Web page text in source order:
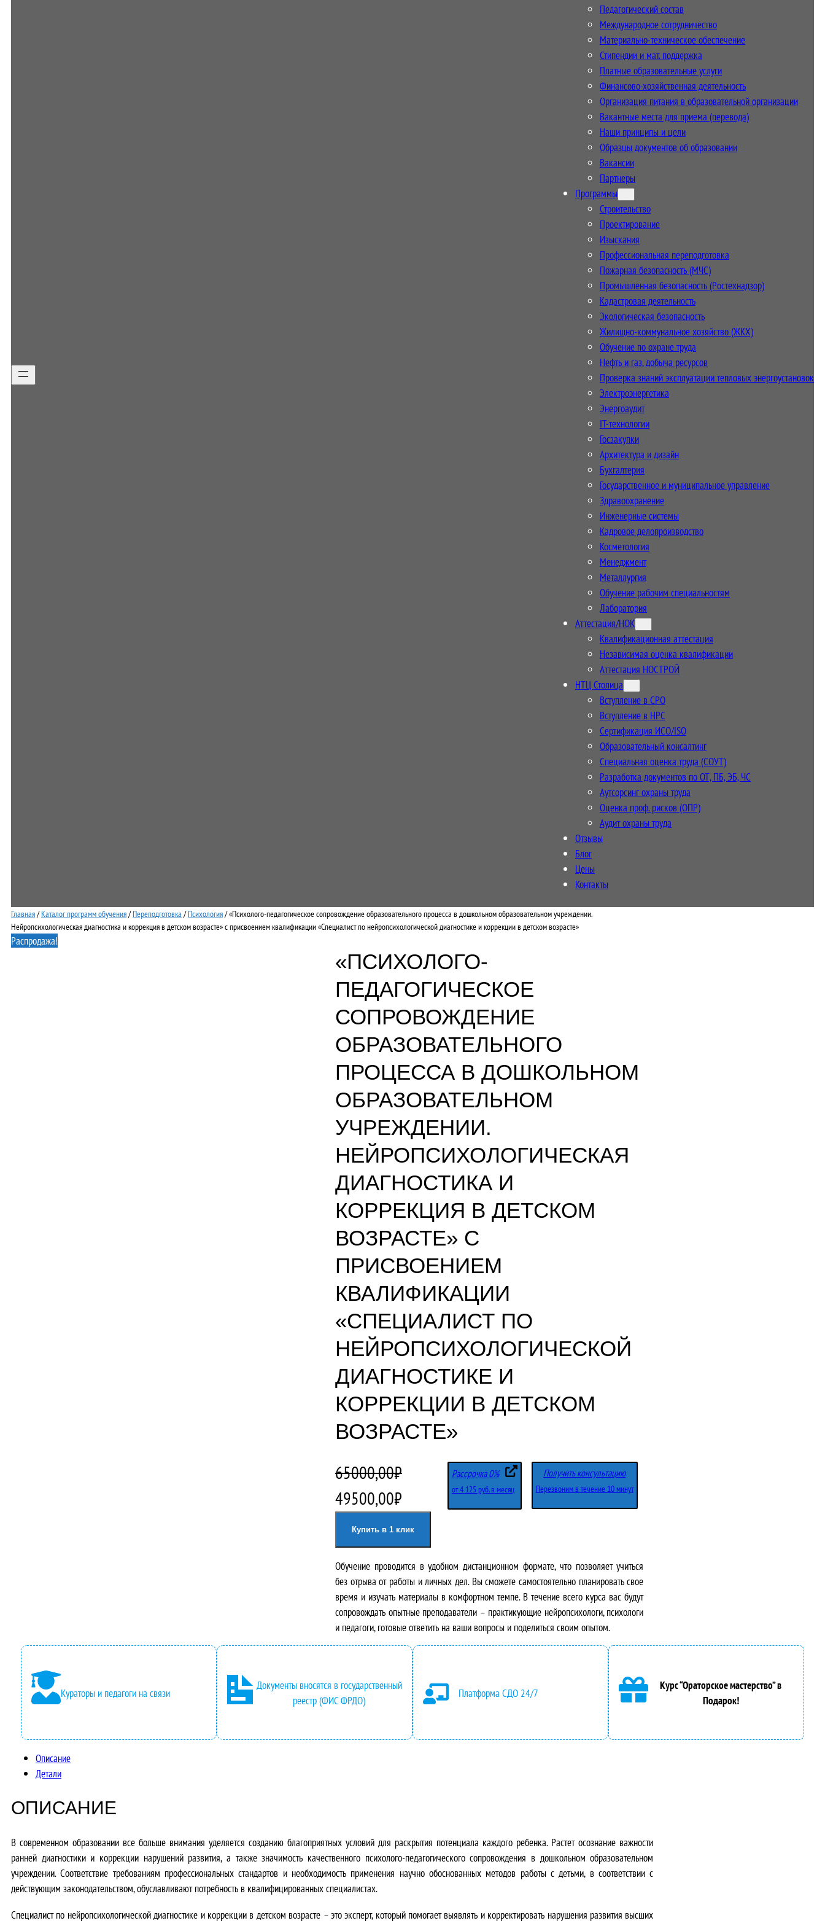
Педагогический состав
Международное сотрудничество
Материально-техническое обеспечение
Стипендии и мат. поддержка
Платные образовательные услуги
Финансово-хозяйственная деятельность
Организация питания в образовательной организации
Вакантные места для приема (перевода)
Наши принципы и цели
Образцы документов об образовании
Вакансии
Партнеры
Программы
Строительство
Проектирование
Изыскания
Профессиональная переподготовка
Пожарная безопасность (МЧС)
Промышленная безопасность (Ростехнадзор)
Кадастровая деятельность
Экологическая безопасность
Жилищно-коммунальное хозяйство (ЖКХ)
Обучение по охране труда
Нефть и газ, добыча ресурсов
Проверка знаний эксплуатации тепловых энергоустановок
Электроэнергетика
Энергоаудит
IT-технологии
Госзакупки
Архитектура и дизайн
Бухгалтерия
Государственное и муниципальное управление
Здравоохранение
Инженерные системы
Кадровое делопроизводство
Косметология
Менеджмент
Металлургия
Обучение рабочим специальностям
Лаборатория
Аттестация/НОК
Квалификационная аттестация
Независимая оценка квалификации
Аттестация НОСТРОЙ
НТЦ Столица
Вступление в СРО
Вступление в НРС
Сертификация ИСО/ISO
Образовательный консалтинг
Специальная оценка труда (СОУТ)
Разработка документов по ОТ, ПБ, ЭБ, ЧС
Аутсорсинг охраны труда
Оценка проф. рисков (ОПР)
Аудит охраны труда
Отзывы
Блог
Цены
Контакты
Главная/Каталог программ обучения/Переподготовка /Психология/ «Психолого-педагогическое сопровождение образовательного процесса в дошкольном образовательном учреждении.
Нейропсихологическая диагностика и коррекция в детском возрасте» с присвоением квалификации «Специалист по нейропсихологической диагностике и коррекции в детском возрасте»
Распродажа!
«ПСИХОЛОГО-
ПЕДАГОГИЧЕСКОЕ
СОПРОВОЖДЕНИЕ
ОБРАЗОВАТЕЛЬНОГО
ПРОЦЕССА В ДОШКОЛЬНОМ
ОБРАЗОВАТЕЛЬНОМ
УЧРЕЖДЕНИИ.
НЕЙРОПСИХОЛОГИЧЕСКАЯ
ДИАГНОСТИКА И
КОРРЕКЦИЯ В ДЕТСКОМ
ВОЗРАСТЕ» С
ПРИСВОЕНИЕМ
КВАЛИФИКАЦИИ
«СПЕЦИАЛИСТ ПО
НЕЙРОПСИХОЛОГИЧЕСКОЙ
ДИАГНОСТИКЕ И
КОРРЕКЦИИ В ДЕТСКОМ
ВОЗРАСТЕ»
65000,00₽
П
р
в
о
н
а
ч
а
ц
е
н
49500,00₽
е
к
у
щ
а
я
ц
5
0
0
Рассрочка 0%
от 4 125 руб. в месяц
Получить консультацию
Перезвоним в течение 10 минут
Купить в 1 клик
Обучение проводится в удобном дистанционном формате, что позволяет учиться
без отрыва от работы и личных дел. Вы сможете самостоятельно планировать свое
время и изучать материалы в комфортном темпе. В течение всего курса вас будут
сопровождать опытные преподаватели – практикующие нейропсихологи, психологи
и педагоги, готовые ответить на ваши вопросы и поделиться своим опытом.
Кураторы и педагоги на связи
Документы вносятся в государственный
реестр (ФИС ФРДО)
Платформа СДО 24/7
Курс “Ораторское мастерство” в
Подарок!
Описание
Детали
ОПИСАНИЕ
В современном образовании все больше внимания уделяется созданию благоприятных условий для раскрытия потенциала каждого ребенка. Растет осознание важности
ранней диагностики и коррекции нарушений развития, а также значимость качественного психолого-педагогического сопровождения в дошкольном образовательном
учреждении. Соответствие требованиям профессиональных стандартов и необходимость применения научно обоснованных методов работы с детьми, в соответствии с
действующим законодательством, обуславливают потребность в квалифицированных специалистах.
Специалист по нейропсихологической диагностике и коррекции в детском возрасте – это эксперт, который помогает выявлять и корректировать нарушения развития высших